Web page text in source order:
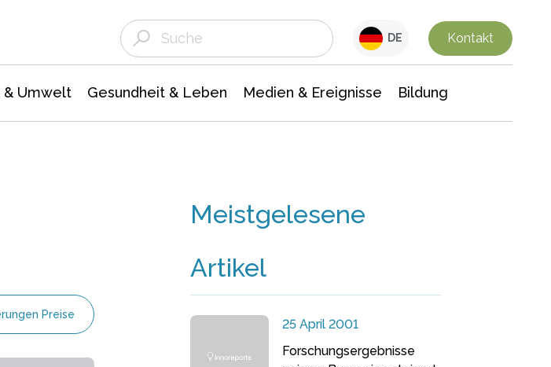
DE Kontakt
& Umwelt Gesundheit & Leben Medien & Ereignisse Bildung
Preise
Meistgelesene
Artikel
25 April 2001
Forschungsergebnisse